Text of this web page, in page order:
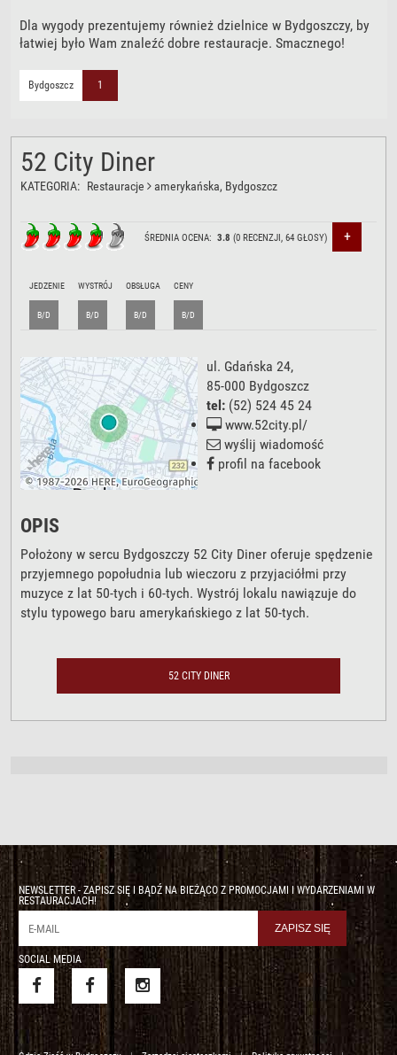
Dla wygody prezentujemy również dzielnice w Bydgoszczy, by
łatwiej było Wam znaleźć dobre restauracje. Smacznego!
Bydgoszcz 1
52 City Diner
KATEGORIA: Restauracje amerykańska, Bydgoszcz
ŚREDNIA OCENA:3.8 (0 RECENZJI,64 GŁOSY) +
JEDZENIE
B/D
WYSTRÓJ
B/D
OBSŁUGA
B/D
CENY
B/D
ul. Gdańska 24,
85-000 Bydgoszcz
tel: (52) 524 45 24
www.52city.pl/
wyślij wiadomość
profil na facebook
OPIS
Położony w sercu Bydgoszczy 52 City Diner oferuje spędzenie
przyjemnego popołudnia lub wieczoru z przyjaciółmi przy
muzyce z lat 50-tych i 60-tych. Wystrój lokalu nawiązuje do
stylu typowego baru amerykańskiego z lat 50-tych.
52 CITY DINER
NEWSLETTER - ZAPISZ SIĘ I BĄDŹ NA BIEŻĄCO Z PROMOCJAMI I WYDARZENIAMI W
RESTAURACJACH!
SOCIAL MEDIA